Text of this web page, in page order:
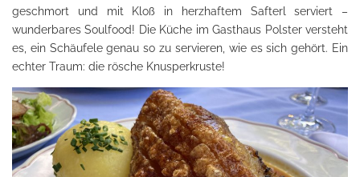
geschmort und mit Kloß in herzhaftem Safterl serviert –
wunderbares Soulfood! Die Küche im Gasthaus Polster versteht
es, ein Schäufele genau so zu servieren, wie es sich gehört. Ein
echter Traum: die rösche Knusperkruste!